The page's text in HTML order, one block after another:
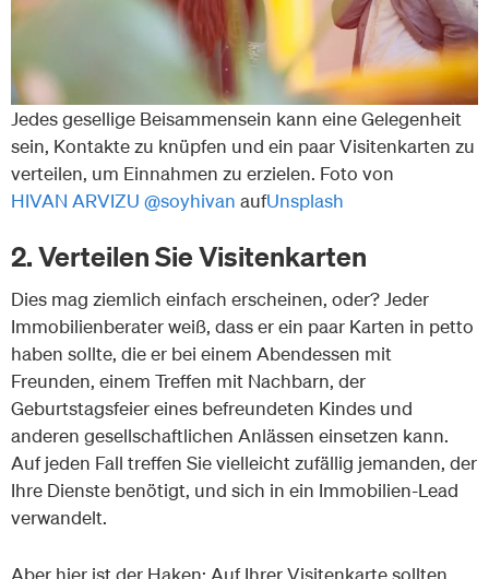
Jedes gesellige Beisammensein kann eine Gelegenheit
sein, Kontakte zu knüpfen und ein paar Visitenkarten zu
verteilen, um Einnahmen zu erzielen. Foto von
HIVAN ARVIZU @soyhivan aufUnsplash
2. Verteilen Sie Visitenkarten
Dies mag ziemlich einfach erscheinen, oder? Jeder
Immobilienberater weiß, dass er ein paar Karten in petto
haben sollte, die er bei einem Abendessen mit
Freunden, einem Treffen mit Nachbarn, der
Geburtstagsfeier eines befreundeten Kindes und
anderen gesellschaftlichen Anlässen einsetzen kann.
Auf jeden Fall treffen Sie vielleicht zufällig jemanden, der
Ihre Dienste benötigt, und sich in ein Immobilien-Lead
verwandelt.